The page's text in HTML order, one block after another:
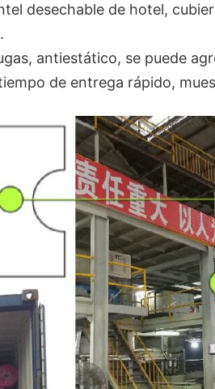
desechable de hotel,
antiestático, se puede
de entrega rápido,